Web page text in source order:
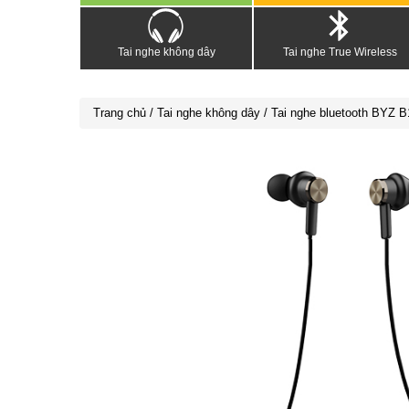
Tai nghe không dây Tai nghe True Wireless
Trang chủ / Tai nghe không dây / Tai nghe bluetooth BYZ